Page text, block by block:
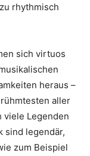
rhythmisch
sich virtuos
heraus –
aller
viele Legenden
sind legendär,
zum Beispiel